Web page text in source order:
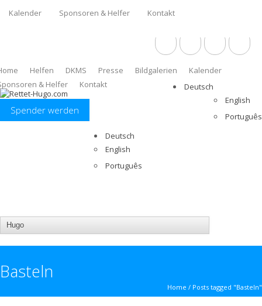
Kalender Sponsoren & Helfer Kontakt
Helfen DKMS Presse Bildgalerien
Kalender
& Helfer
Kontakt
Deutsch
English
Português
Spender werden
Deutsch
English
Português
Basteln
Home / Posts tagged "Basteln"